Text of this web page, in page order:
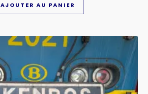
AJOUTER AU PANIER